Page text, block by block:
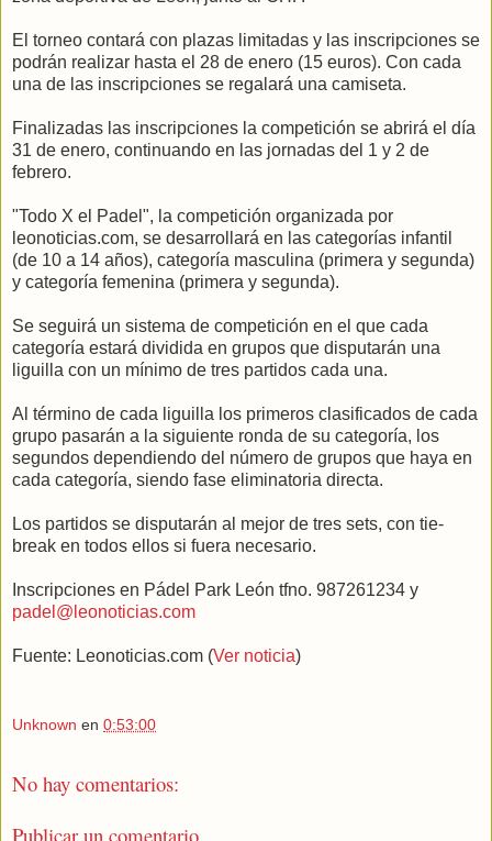
El torneo contará con plazas limitadas y las inscripciones se
podrán realizar hasta el 28 de enero (15 euros). Con cada
una de las inscripciones se regalará una camiseta.
Finalizadas las inscripciones la competición se abrirá el día
31 de enero, continuando en las jornadas del 1 y 2 de
febrero.
"Todo X el Padel", la competición organizada por
leonoticias.com, se desarrollará en las categorías infantil
(de 10 a 14 años), categoría masculina (primera y segunda)
y categoría femenina (primera y segunda).
Se seguirá un sistema de competición en el que cada
categoría estará dividida en grupos que disputarán una
liguilla con un mínimo de tres partidos cada una.
Al término de cada liguilla los primeros clasificados de cada
grupo pasarán a la siguiente ronda de su categoría, los
segundos dependiendo del número de grupos que haya en
cada categoría, siendo fase eliminatoria directa.
Los partidos se disputarán al mejor de tres sets, con tie-
break en todos ellos si fuera necesario.
Inscripciones en Pádel Park León tfno. 987261234 y
padel@leonoticias.com
Fuente: Leonoticias.com (Ver noticia)
Unknown en 0:53:00
No hay comentarios:
Publicar un comentario